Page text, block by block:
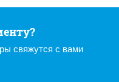
свяжутся с вами